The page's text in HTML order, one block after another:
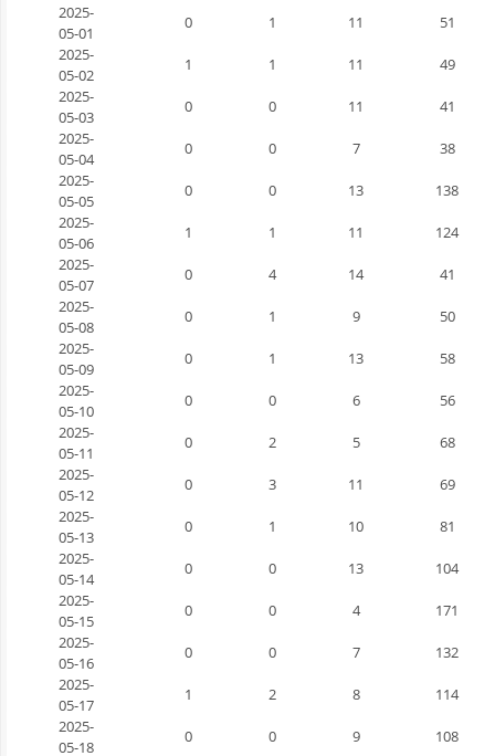
2025-
05-01
0 1 11
51
2025-
05-02
1 1 11
49
2025-
05-03
0 0 11
41
2025-
05-04
0 0 7
38
2025-
05-05
0 0 13
138
2025-
05-06
1 1 11
124
2025-
05-07
0 4 14
41
2025-
05-08
0 1 9
50
2025-
05-09
0 1 13
58
2025-
05-10
0 0 6
56
2025-
05-11
0 2 5
68
2025-
05-12
0 3 11
69
2025-
05-13
0 1 10
81
2025-
05-14
0 0 13
104
2025-
05-15
0 0 4
171
2025-
05-16
0 0 7
132
2025-
05-17
1 2 8
114
2025-
05-18
0 0 9
108